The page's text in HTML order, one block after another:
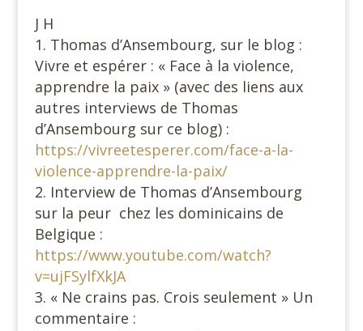
J H
Thomas d’Ansembourg, sur le blog :
Vivre et espérer : « Face à la violence,
apprendre la paix » (avec des liens aux
autres interviews de Thomas
d’Ansembourg sur ce blog) :
https://vivreetesperer.com/face-a-la-
violence-apprendre-la-paix/
Interview de Thomas d’Ansembourg
sur la peur chez les dominicains de
Belgique :
https://www.youtube.com/watch?
v=ujFSylfXkJA
« Ne crains pas. Crois seulement » Un
commentaire :